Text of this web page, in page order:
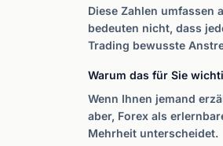
Diese Zahlen umfassen
bedeuten nicht, dass
Trading bewusste
Warum das für Sie
Wenn Ihnen jemand
aber, Forex als
Mehrheit unterscheidet.